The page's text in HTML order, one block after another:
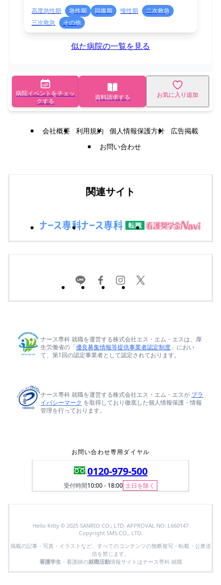
高度急性期 急性期 回復期 慢性期
二次救急
三次救急
その他
似た病院の一覧を見る
病院イベントをチェッ
クする
資料請求する お気に入り追加
会社概要 利用規約 個人情報保護方針
広告掲載
お問い合わせ
関連サイト
ナース専科 就職を運営する株式会社エス・エム・エスは、厚
生労働省の「優良募集情報等提供事業者認定制度 」におい
て、第1回の認定事業者として認定されております。
ナース専科 就職を運営する株式会社エス・エム・エスが プラ
イバシーマーク を取得しており徹底した個人情報保護・情報
管理を行っております。
お問い合わせ専用ダイヤル
0120-979-500
受付時間10:00 - 18:00 土日を除く
Hello Kitty © 2025 SANRIO CO., LTD. APPROVAL NO. L660147
Copyright SMS CO., LTD.
掲載の記事・写真・イラストなど、すべてのコンテンツの無断複写・転載・公衆送
信を禁じます。
看護学生・看護師の就職活動情報サイトはナース専科 就職